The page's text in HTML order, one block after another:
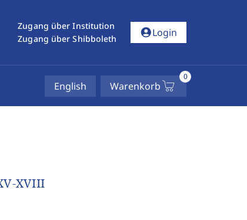
Zugang über Institution
Zugang über Shibboleth
account_circleLogin
English Warenkorb
0
XVIII